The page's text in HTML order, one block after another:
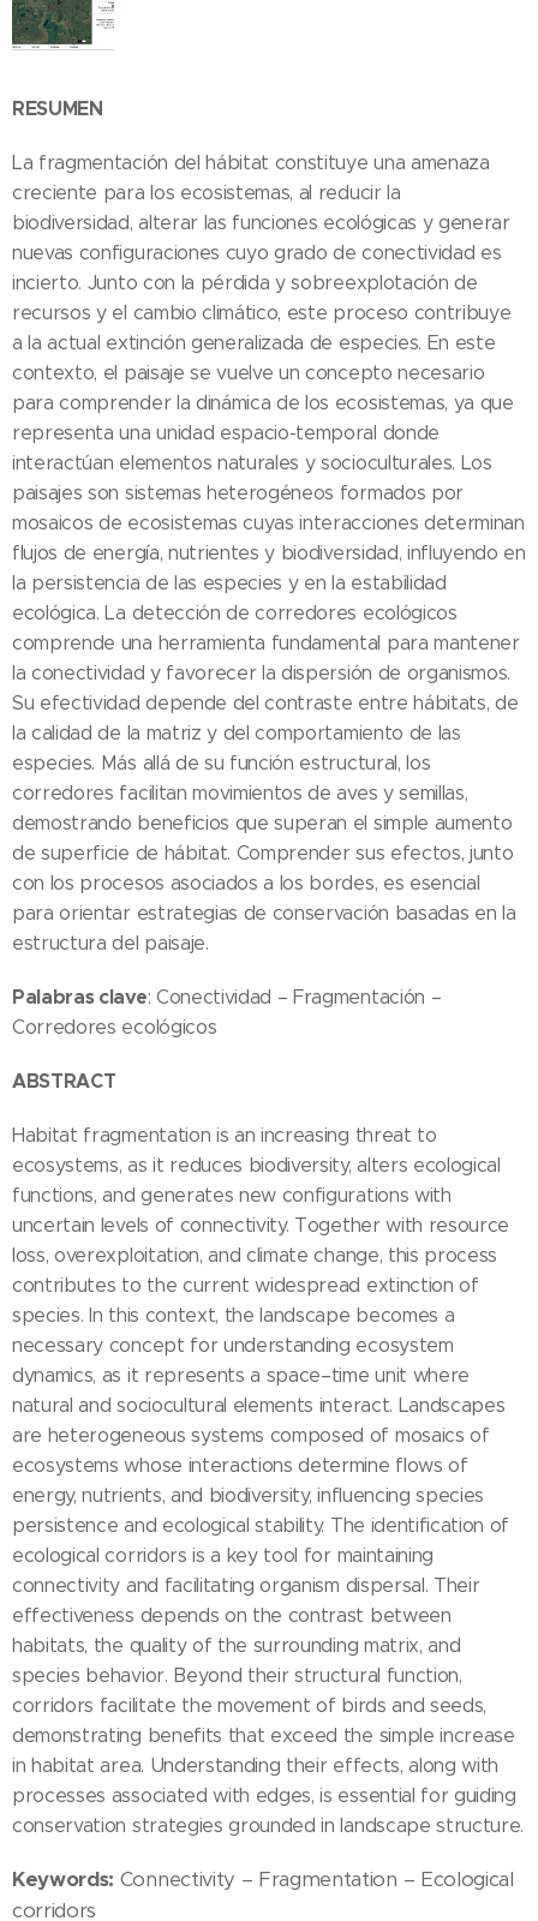
RESUMEN
La fragmentación del hábitat constituye una amenaza
creciente para los ecosistemas, al reducir la
biodiversidad, alterar las funciones ecológicas y generar
nuevas configuraciones cuyo grado de conectividad es
incierto. Junto con la pérdida y sobreexplotación de
recursos y el cambio climático, este proceso contribuye
a la actual extinción generalizada de especies. En este
contexto, el paisaje se vuelve un concepto necesario
para comprender la dinámica de los ecosistemas, ya que
representa una unidad espacio-temporal donde
interactúan elementos naturales y socioculturales. Los
paisajes son sistemas heterogéneos formados por
mosaicos de ecosistemas cuyas interacciones determinan
flujos de energía, nutrientes y biodiversidad, influyendo en
la persistencia de las especies y en la estabilidad
ecológica. La detección de corredores ecológicos
comprende una herramienta fundamental para mantener
la conectividad y favorecer la dispersión de organismos.
Su efectividad depende del contraste entre hábitats, de
la calidad de la matriz y del comportamiento de las
especies. Más allá de su función estructural, los
corredores facilitan movimientos de aves y semillas,
demostrando beneficios que superan el simple aumento
de superficie de hábitat. Comprender sus efectos, junto
con los procesos asociados a los bordes, es esencial
para orientar estrategias de conservación basadas en la
estructura del paisaje.
Palabras clave: Conectividad – Fragmentación –
Corredores ecológicos
ABSTRACT
Habitat fragmentation is an increasing threat to
ecosystems, as it reduces biodiversity, alters ecological
functions, and generates new configurations with
uncertain levels of connectivity. Together with resource
loss, overexploitation, and climate change, this process
contributes to the current widespread extinction of
species. In this context, the landscape becomes a
necessary concept for understanding ecosystem
dynamics, as it represents a space–time unit where
natural and sociocultural elements interact. Landscapes
are heterogeneous systems composed of mosaics of
ecosystems whose interactions determine flows of
energy, nutrients, and biodiversity, influencing species
persistence and ecological stability. The identification of
ecological corridors is a key tool for maintaining
connectivity and facilitating organism dispersal. Their
effectiveness depends on the contrast between
habitats, the quality of the surrounding matrix, and
species behavior. Beyond their structural function,
corridors facilitate the movement of birds and seeds,
demonstrating benefits that exceed the simple increase
in habitat area. Understanding their effects, along with
processes associated with edges, is essential for guiding
conservation strategies grounded in landscape structure.
Keywords: Connectivity – Fragmentation – Ecological
corridors